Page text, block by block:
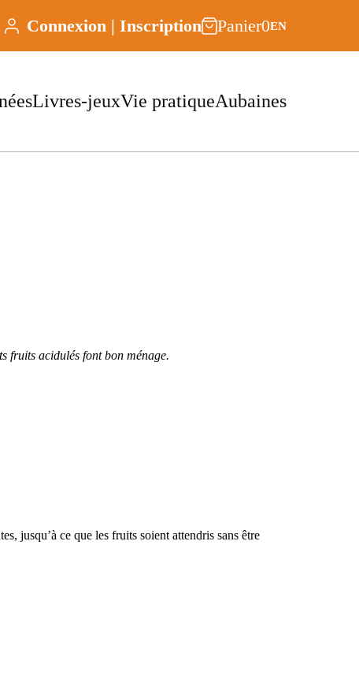
Connexion | Inscription Panier0EN
Livres-jeuxVie pratiqueAubaines
fruits acidulés font bon ménage.
jusqu’à ce que les fruits soient attendris sans être